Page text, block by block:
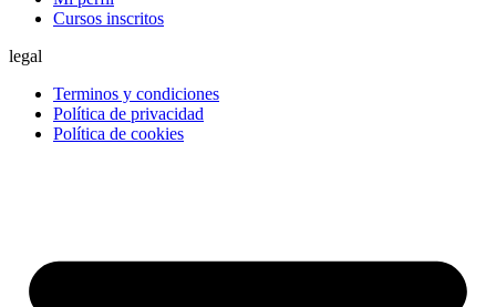
Cursos inscritos
legal
Terminos y condiciones
Política de privacidad
Política de cookies